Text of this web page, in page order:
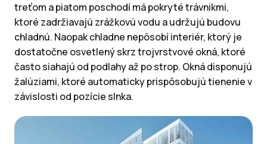
treťom a piatom poschodí má pokryté trávnikmi,
ktoré zadržiavajú zrážkovú vodu a udržujú budovu
chladnú. Naopak chladne nepôsobí interiér, ktorý je
dostatočne osvetlený skrz trojvrstvové okná, ktoré
často siahajú od podlahy až po strop. Okná disponujú
žalúziami, ktoré automaticky prispôsobujú tienenie v
závislosti od pozície slnka.